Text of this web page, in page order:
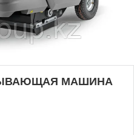
МАШИНА